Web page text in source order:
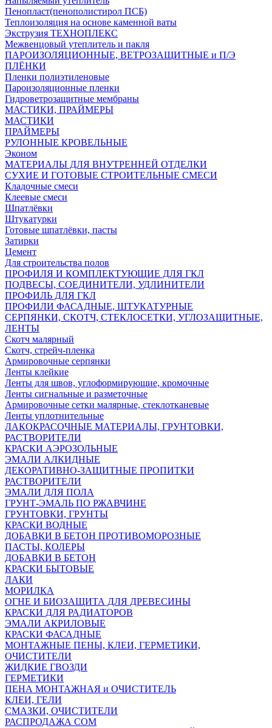
Пенопласт(пенополистирол ПСБ)
Теплоизоляция на основе каменной ваты
Экструзия ТЕХНОПЛЕКС
Межвенцовый утеплитель и пакля
ПАРОИЗОЛЯЦИОННЫЕ, ВЕТРОЗАЩИТНЫЕ и П/Э
ПЛЁНКИ
Пленки полиэтиленовые
Пароизоляционные пленки
Гидроветрозащитные мембраны
МАСТИКИ, ПРАЙМЕРЫ
МАСТИКИ
ПРАЙМЕРЫ
РУЛОННЫЕ КРОВЕЛЬНЫЕ
Эконом
МАТЕРИАЛЫ ДЛЯ ВНУТРЕННЕЙ ОТДЕЛКИ
СУХИЕ И ГОТОВЫЕ СТРОИТЕЛЬНЫЕ СМЕСИ
Кладочные смеси
Клеевые смеси
Шпатлёвки
Штукатурки
Готовые шпатлёвки, пасты
Затирки
Цемент
Для строительства полов
ПРОФИЛЯ И КОМПЛЕКТУЮЩИЕ ДЛЯ ГКЛ
ПОДВЕСЫ, СОЕДИНИТЕЛИ, УДЛИНИТЕЛИ
ПРОФИЛЬ ДЛЯ ГКЛ
ПРОФИЛИ ФАСАДНЫЕ, ШТУКАТУРНЫЕ
СЕРПЯНКИ, СКОТЧ, СТЕКЛОСЕТКИ, УГЛОЗАЩИТНЫЕ,
ЛЕНТЫ
Скотч малярный
Скотч, стрейч-пленка
Армировочные серпянки
Ленты клейкие
Ленты для швов, углоформирующие, кромочные
Ленты сигнальные и разметочные
Армировочные сетки малярные, стеклотканевые
Ленты уплотнительные
ЛАКОКРАСОЧНЫЕ МАТЕРИАЛЫ, ГРУНТОВКИ,
РАСТВОРИТЕЛИ
КРАСКИ АЭРОЗОЛЬНЫЕ
ЭМАЛИ АЛКИДНЫЕ
ДЕКОРАТИВНО-ЗАЩИТНЫЕ ПРОПИТКИ
РАСТВОРИТЕЛИ
ЭМАЛИ ДЛЯ ПОЛА
ГРУНТ-ЭМАЛЬ ПО РЖАВЧИНЕ
ГРУНТОВКИ, ГРУНТЫ
КРАСКИ ВОДНЫЕ
ДОБАВКИ В БЕТОН ПРОТИВОМОРОЗНЫЕ
ПАСТЫ, КОЛЕРЫ
ДОБАВКИ В БЕТОН
КРАСКИ БЫТОВЫЕ
ЛАКИ
МОРИЛКА
ОГНЕ И БИОЗАЩИТА ДЛЯ ДРЕВЕСИНЫ
КРАСКИ ДЛЯ РАДИАТОРОВ
ЭМАЛИ АКРИЛОВЫЕ
КРАСКИ ФАСАДНЫЕ
МОНТАЖНЫЕ ПЕНЫ, КЛЕИ, ГЕРМЕТИКИ,
ОЧИСТИТЕЛИ
ЖИДКИЕ ГВОЗДИ
ГЕРМЕТИКИ
ПЕНА МОНТАЖНАЯ и ОЧИСТИТЕЛЬ
КЛЕИ, ГЕЛИ
СМАЗКИ, ОЧИСТИТЕЛИ
РАСПРОДАЖА СОМ